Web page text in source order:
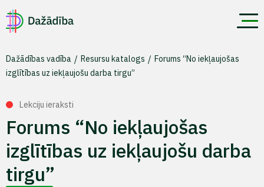
Dažādības vadība Resursu katalogs
Forums “No iekļaujošas
izglītības uz iekļaujošu darba tirgu”
Lekciju ieraksti
Forums “No iekļaujošas
izglītības uz iekļaujošu darba
tirgu”